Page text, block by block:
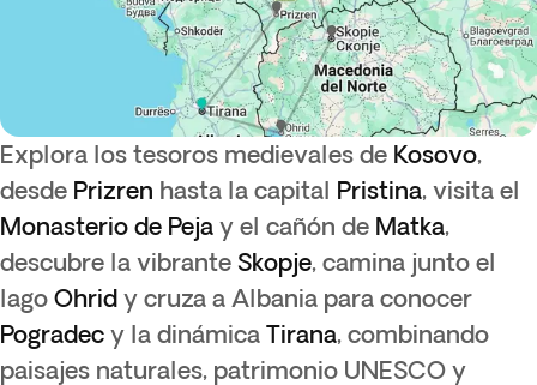
Explora los tesoros medievales de Kosovo,
desde Prizren hasta la capital Pristina, visita el
Monasterio de Peja y el cañón de Matka,
descubre la vibrante Skopje, camina junto el
lago Ohrid y cruza a Albania para conocer
Pogradec y la dinámica Tirana, combinando
paisajes naturales, patrimonio UNESCO y